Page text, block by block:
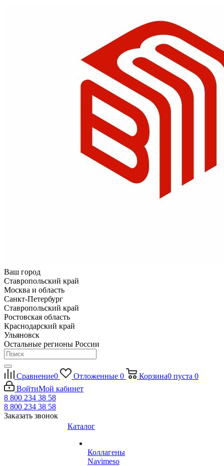
Ваш город
Ставропольский край
Москва и область
Санкт-Петербург
Ставропольский край
Ростовская область
Краснодарский край
Ульяновск
Остальные регионы России
Сравнение0 Отложенные 0 Корзина0 пуста 0
ВойтиМой кабинет
8 800 234 38 58
8 800 234 38 58
Заказать звонок
Каталог
Коллагены
Navimeso